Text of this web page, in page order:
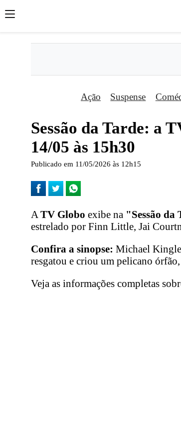
Ação Suspense
Sessão da Tarde: a
14/05 às 15h30
Publicado em 11/05/2026 às 12h15
A TV Globo exibe na "Sessão da
estrelado por Finn Little, Jai
Confira a sinopse: Michael
resgatou e criou um pelicano
Veja as informações completas